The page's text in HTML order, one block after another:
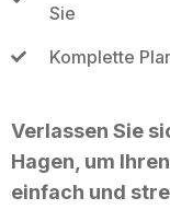
Sie
Komplette
Verlassen Sie
Hagen, um
einfach und